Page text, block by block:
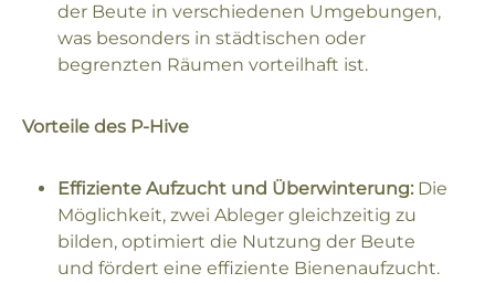
der Beute in verschiedenen Umgebungen,
was besonders in städtischen oder
begrenzten Räumen vorteilhaft ist.
Vorteile des P-Hive
Effiziente Aufzucht und Überwinterung: Die
Möglichkeit, zwei Ableger gleichzeitig zu
bilden, optimiert die Nutzung der Beute
und fördert eine effiziente Bienenaufzucht.